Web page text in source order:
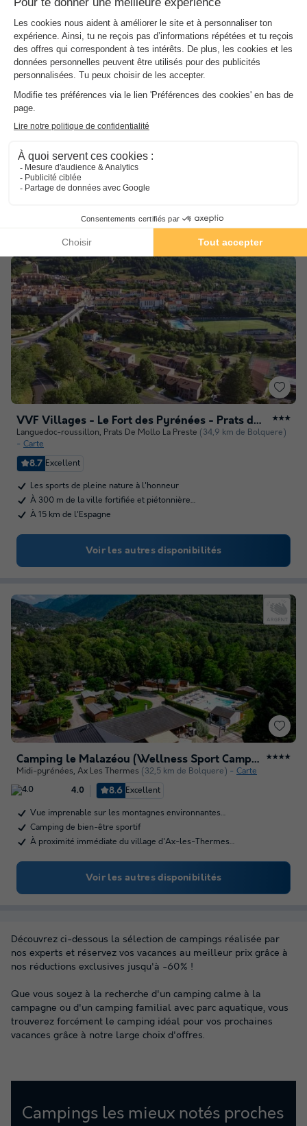
Camping Vidrà
La piscine extérieur et sa pataugeoire.
Situé dans un environnement naturel et calme.
VVF Villages - Le Fort des Pyrénées - Prats de Mollo la Preste ★★★
Languedoc-roussillon, Prats De Mollo La Preste (34,9 km de Bolquere)
Carte
8.7 Excellent
Les sports de pleine nature à l'honneur
À 300 m de la ville fortifiée et piétonnière…
À 15 km de l'Espagne
Voir les autres disponibilités
Camping le Malazéou (Wellness Sport Camping) ★★★★
Midi-pyrénées, Ax Les Thermes (32,5 km de Bolquere) Carte
4.0 8.6 Excellent
Vue imprenable sur les montagnes environnantes…
Camping de bien-être sportif
À proximité immédiate du village d'Ax-les-Thermes…
Voir les autres disponibilités
Découvrez ci-dessous la sélection de campings réalisée par
nos experts et réservez vos vacances au meilleur prix grâce à
nos réductions exclusives jusqu'à -60% !
Que vous soyez à la recherche d'un camping calme à la
campagne ou d'un camping familial avec parc aquatique, vous
trouverez forcément le camping idéal pour vos prochaines
vacances grâce à notre large choix d'offres.
Campings les mieux notés proches